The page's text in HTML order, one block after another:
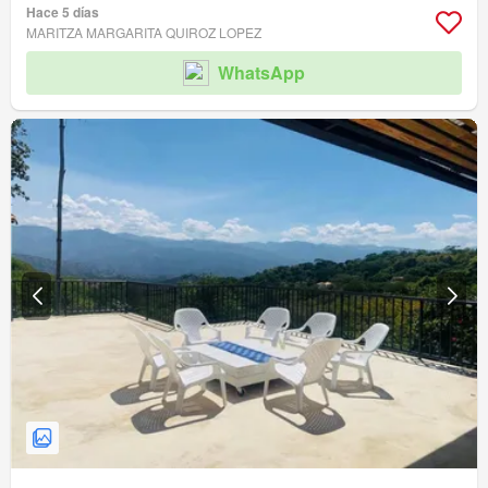
Hace 5 días
MARITZA MARGARITA QUIROZ LOPEZ
WhatsApp